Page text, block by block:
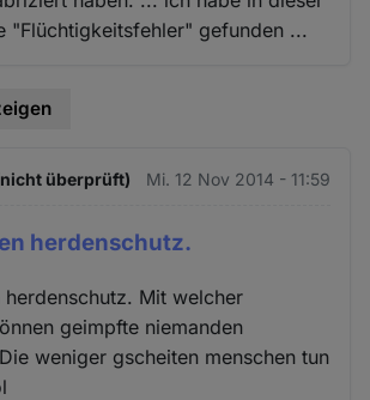
"Flüchtigkeitsfehler" gefunden ...
überprüft) Mi. 12 Nov 2014 - 11:59
herdenschutz.
herdenschutz. Mit welcher
geimpfte niemanden
weniger gscheiten menschen tun